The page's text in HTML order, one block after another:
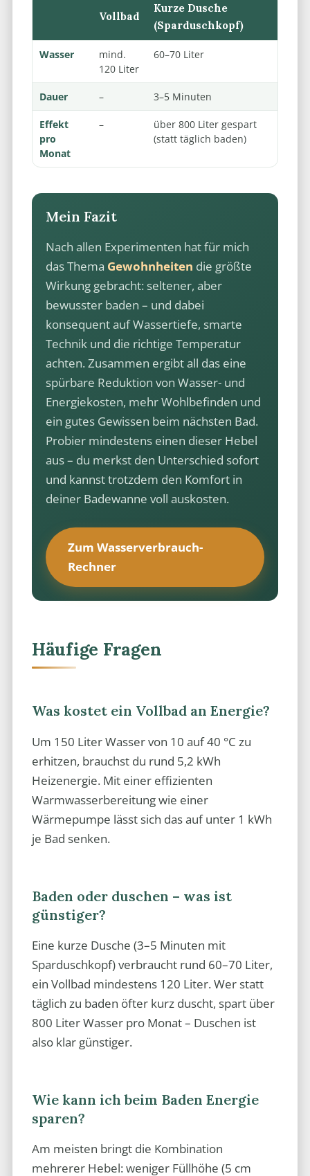
Vollbad
Kurze Dusche
(Sparduschkopf)
Wasser
mind.
120 Liter
60–70 Liter
Dauer – 3–5 Minuten
Effekt
pro
Monat
–
über 800 Liter gespart
(statt täglich baden)
Mein Fazit
Nach allen Experimenten hat für mich
das Thema Gewohnheiten die größte
Wirkung gebracht: seltener, aber
bewusster baden – und dabei
konsequent auf Wassertiefe, smarte
Technik und die richtige Temperatur
achten. Zusammen ergibt all das eine
spürbare Reduktion von Wasser- und
Energiekosten, mehr Wohlbefinden und
ein gutes Gewissen beim nächsten Bad.
Probier mindestens einen dieser Hebel
aus – du merkst den Unterschied sofort
und kannst trotzdem den Komfort in
deiner Badewanne voll auskosten.
Zum Wasserverbrauch-
Rechner
Häufige Fragen
Was kostet ein Vollbad an Energie?
Um 150 Liter Wasser von 10 auf 40 °C zu
erhitzen, brauchst du rund 5,2 kWh
Heizenergie. Mit einer effizienten
Warmwasserbereitung wie einer
Wärmepumpe lässt sich das auf unter 1 kWh
je Bad senken.
Baden oder duschen – was ist
günstiger?
Eine kurze Dusche (3–5 Minuten mit
Sparduschkopf) verbraucht rund 60–70 Liter,
ein Vollbad mindestens 120 Liter. Wer statt
täglich zu baden öfter kurz duscht, spart über
800 Liter Wasser pro Monat – Duschen ist
also klar günstiger.
Wie kann ich beim Baden Energie
sparen?
Am meisten bringt die Kombination
mehrerer Hebel: weniger Füllhöhe (5 cm